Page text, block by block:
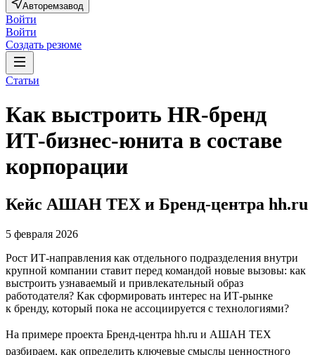
Авторемзавод
Войти
Войти
Создать резюме
Статьи
Как выстроить HR-бренд
ИТ-бизнес-юнита в составе
корпорации
Кейс АШАН ТЕХ и Бренд-центра hh.ru
5 февраля 2026
Рост ИТ-направления как отдельного подразделения внутри
крупной компании ставит перед командой новые вызовы: как
выстроить узнаваемый и привлекательный образ
работодателя? Как сформировать интерес на ИТ-рынке
к бренду, который пока не ассоциируется с технологиями?
На примере проекта Бренд-центра hh.ru и АШАН ТЕХ
разбираем, как определить ключевые смыслы ценностного